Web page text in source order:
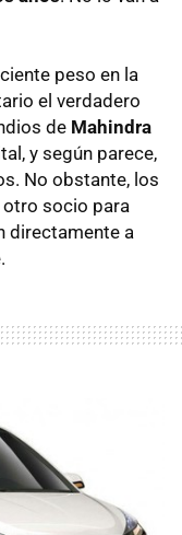
peso en la
el verdadero
de Mahindra
y según parece,
No obstante, los
socio para
directamente a